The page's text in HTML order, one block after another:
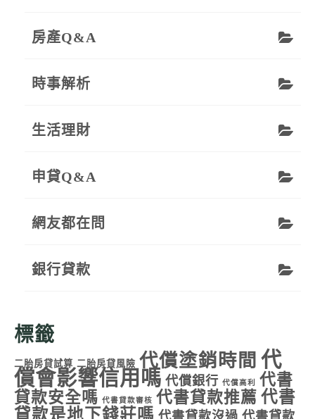
房產Q&A
時事解析
生活理財
申貸Q&A
網友都在問
銀行貸款
標籤
二胎房貸試算 二胎房貸風險 代償塗銷時間 代
償會影響信用嗎 代償銀行 代償高利
代書
貸款安全嗎 代書貸款審核 代書貸款推薦 代書
貸款是地下錢莊嗎